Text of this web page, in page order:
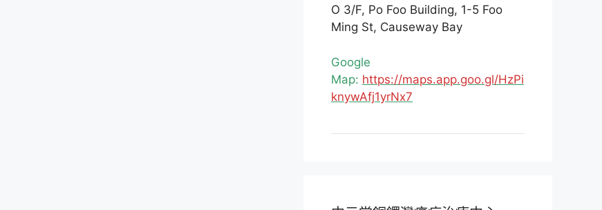
O 3/F, Po Foo Building, 1-5 Foo
Ming St, Causeway Bay
Google
Map: https://maps.app.goo.gl/HzPi
knywAfj1yrNx7